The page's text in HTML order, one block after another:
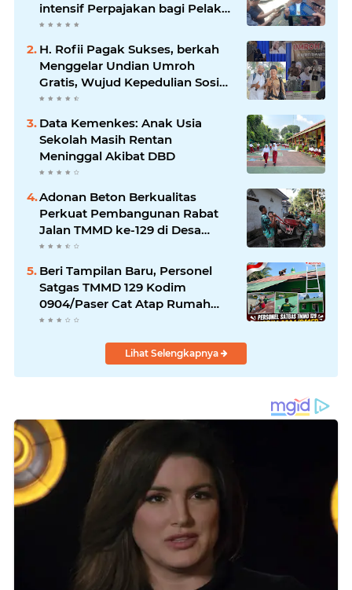
intensif Perpajakan bagi Pelaku
Usaha UMKM.
H. Rofii Pagak Sukses, berkah
Menggelar Undian Umroh
Gratis, Wujud Kepedulian Sosial
berbagi.
Data Kemenkes: Anak Usia
Sekolah Masih Rentan
Meninggal Akibat DBD
Adonan Beton Berkualitas
Perkuat Pembangunan Rabat
Jalan TMMD ke-129 di Desa
Ledoktempuro
Beri Tampilan Baru, Personel
Satgas TMMD 129 Kodim
0904/Paser Cat Atap Rumah
Marbot
Lihat Selengkapnya